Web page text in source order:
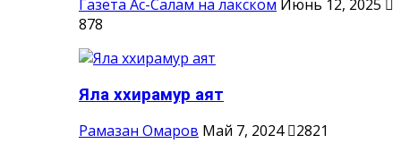
Газета Ас-Салам на лакском Июнь 12, 2025
878
Яла ххирамур аят
Рамазан Омаров Май 7, 2024 2821